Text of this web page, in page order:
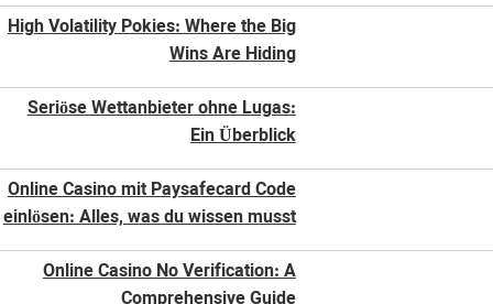
High Volatility Pokies: Where the Big
Wins Are Hiding
Seriöse Wettanbieter ohne Lugas:
Ein Überblick
Online Casino mit Paysafecard Code
einlösen: Alles, was du wissen musst
Online Casino No Verification: A